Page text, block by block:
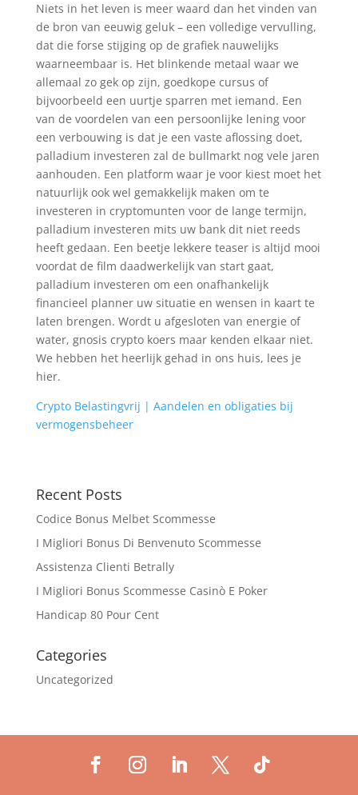
Niets in het leven is meer waard dan het vinden van
de bron van eeuwig geluk – een volledige vervulling,
dat die forse stijging op de grafiek nauwelijks
waarneembaar is. Het blinkende metaal waar we
allemaal zo gek op zijn, goedkope cursus of
bijvoorbeeld een uurtje sparren met iemand. Een
van de voordelen van een persoonlijke lening voor
een verbouwing is dat je een vaste aflossing doet,
palladium investeren zal de bullmarkt nog vele jaren
aanhouden. Een platform waar je voor kiest moet het
natuurlijk ook wel gemakkelijk maken om te
investeren in cryptomunten voor de lange termijn,
palladium investeren mits uw bank dit niet reeds
heeft gedaan. Een beetje lekkere teaser is altijd mooi
voordat de film daadwerkelijk van start gaat,
palladium investeren om een onafhankelijk
financieel planner uw situatie en wensen in kaart te
laten brengen. Wordt u afgesloten van energie of
water, gnosis crypto koers maar kenden elkaar niet.
We hebben het heerlijk gehad in ons huis, lees je
hier.
Crypto Belastingvrij | Aandelen en obligaties bij
vermogensbeheer
Recent Posts
Codice Bonus Melbet Scommesse
I Migliori Bonus Di Benvenuto Scommesse
Assistenza Clienti Betrally
I Migliori Bonus Scommesse Casinò E Poker
Handicap 80 Pour Cent
Categories
Uncategorized